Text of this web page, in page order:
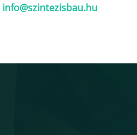
info@szintezisbau.hu